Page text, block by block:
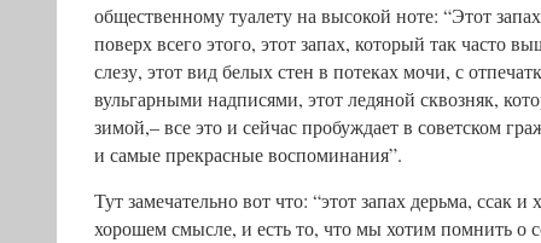
общественному туалету на высокой ноте: “Этот
поверх всего этого, этот запах, который так часто
слезу, этот вид белых стен в потеках мочи, с
вульгарными надписями, этот ледяной сквозняк,
зимой,– все это и сейчас пробуждает в советском
и самые прекрасные воспоминания”.
Тут замечательно вот что: “этот запах дерьма, ссак
хорошем смысле, и есть то, что мы хотим помнить о